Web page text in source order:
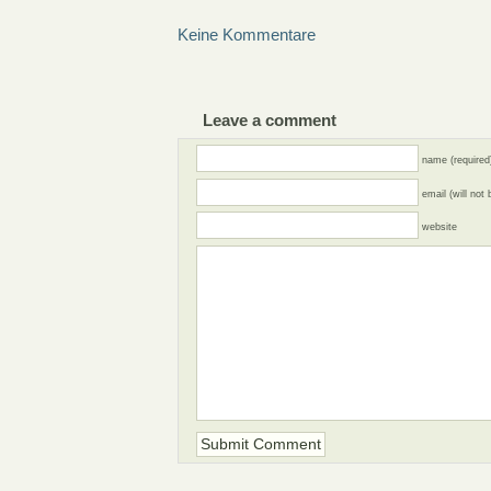
Keine Kommentare
Leave a comment
name
email (will not
website